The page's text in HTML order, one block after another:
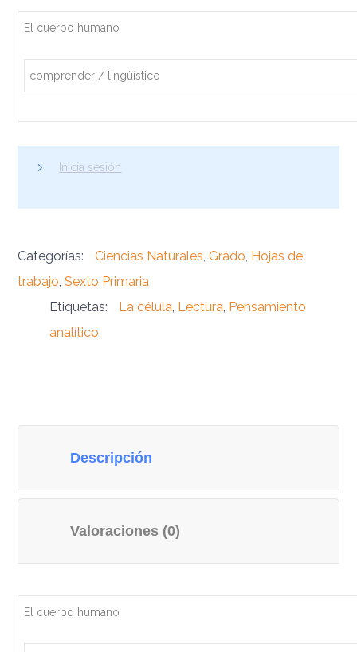
El cuerpo humano
comprender / lingüístico
Inicia sesión
Categorías: Ciencias Naturales Grado Hojas de
trabajo ,Sexto Primaria
Etiquetas:
La célula Lectura Pensamiento
analítico
Descripción
Valoraciones (0)
El cuerpo humano